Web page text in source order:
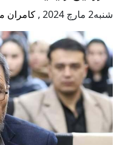
شنبه2 مارچ 2024 , کامران